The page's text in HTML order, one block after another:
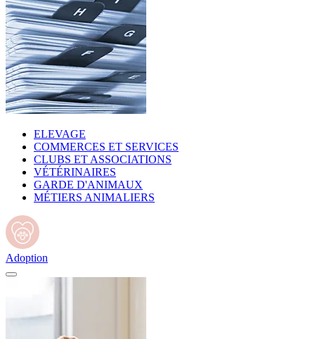
ELEVAGE
COMMERCES ET SERVICES
CLUBS ET ASSOCIATIONS
VÉTÉRINAIRES
GARDE D'ANIMAUX
MÉTIERS ANIMALIERS
Adoption